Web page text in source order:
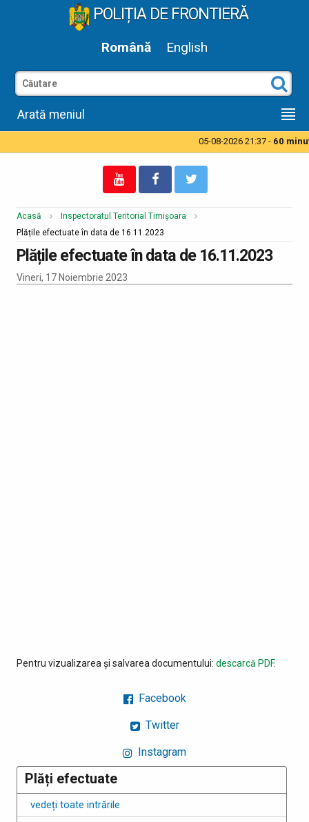
POLIȚIA DE FRONTIERĂ
Română English
Arată meniul
05-08-2026 21:37 -60
Acasă
Inspectoratul Teritorial Timișoara
Plățile efectuate în data de 16.11.2023
Plățile efectuate în data de 16.11.2023
Vineri, 17 Noiembrie 2023
Pentru vizualizarea și salvarea documentului: descarcă PDF.
Facebook
Twitter
Instagram
Plăți efectuate
vedeți toate intrările